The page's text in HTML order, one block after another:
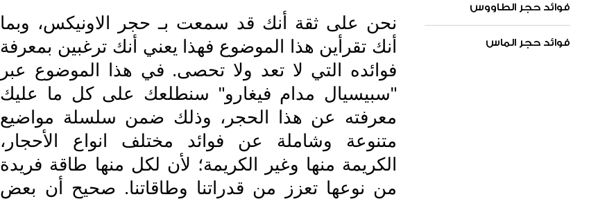
فوائد حجر الطاووس
فوائد حجر الماس
نحن على ثقة أنك قد سمعت بـ حجر الاونيكس، وبما
أنك تقرأين هذا الموضوع فهذا يعني أنك ترغبين بمعرفة
فوائده التي لا تعد ولا تحصى. في هذا الموضوع عبر
"سبيسيال مدام فيغارو" سنطلعك على كل ما عليك
معرفته عن هذا الحجر، وذلك ضمن سلسلة مواضيع
متنوعة وشاملة عن فوائد مختلف انواع الأحجار،
الكريمة منها وغير الكريمة؛ لأن لكل منها طاقة فريدة
من نوعها تعزز من قدراتنا وطاقاتنا. صحيح أن بعض